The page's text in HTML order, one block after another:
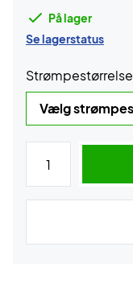
På lager
Se lagerstatus
Strømpestørrelse